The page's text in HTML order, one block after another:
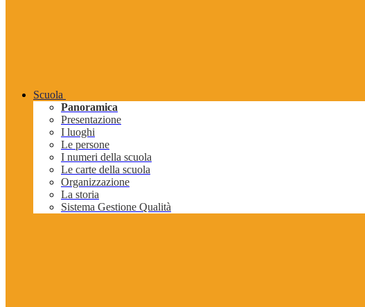
Scuola
Panoramica
Presentazione
I luoghi
Le persone
I numeri della scuola
Le carte della scuola
Organizzazione
La storia
Sistema Gestione Qualità